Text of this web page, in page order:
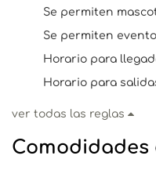
Se permiten
Se permiten
Horario para
Horario para
ver todas las reglas